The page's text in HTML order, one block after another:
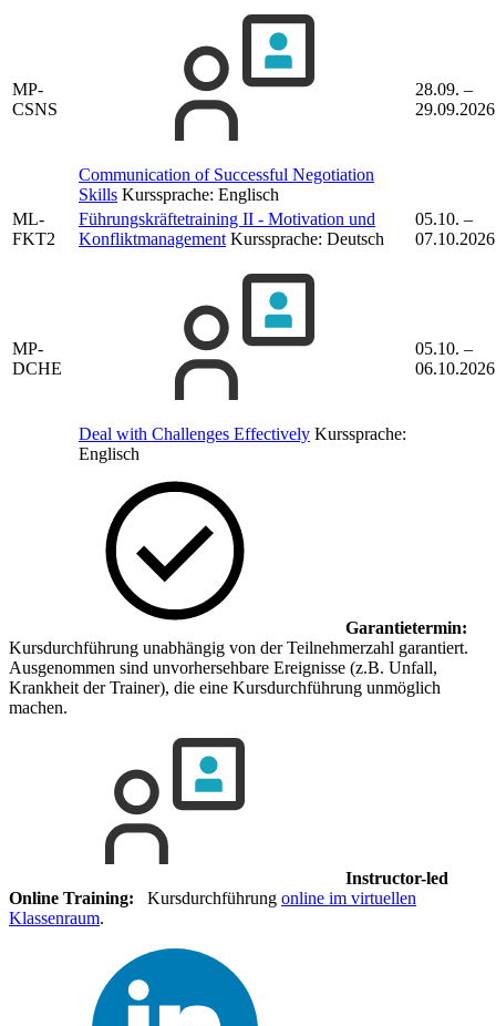
MP-
CSNS
Communication of Successful Negotiation
Skills Kurssprache: Englisch
28.09. –
29.09.2026
ML-
FKT2
Führungskräftetraining II - Motivation und
Konfliktmanagement Kurssprache: Deutsch
05.10. –
07.10.2026
MP-
DCHE
Deal with Challenges Effectively Kurssprache:
Englisch
05.10. –
06.10.2026
Garantietermin:
Kursdurchführung unabhängig von der Teilnehmerzahl garantiert.
Ausgenommen sind unvorhersehbare Ereignisse (z.B. Unfall,
Krankheit der Trainer), die eine Kursdurchführung unmöglich
machen.
Instructor-led
Online Training: Kursdurchführung online im virtuellen
Klassenraum.